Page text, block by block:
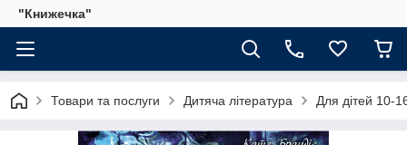
"Книжечка"
Товари та послуги Дитяча література Для дітей 10-